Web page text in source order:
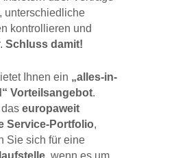
unterschiedliche
kontrollieren und
Schluss damit!
Ihnen ein „alles-in-
Vorteilsangebot.
europaweit
Service-Portfolio,
Sie sich für eine